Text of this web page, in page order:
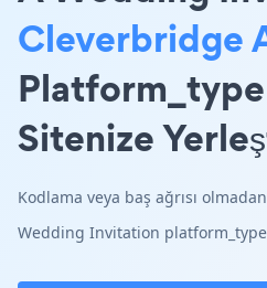
Cleverbridge
Sitenize
Kodlama veya baş ağrısı
Wedding Invitation